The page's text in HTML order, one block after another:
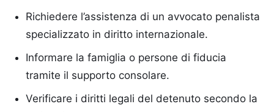
Richiedere l’assistenza di un avvocato penalista
specializzato in diritto internazionale.
Informare la famiglia o persone di fiducia
tramite il supporto consolare.
Verificare i diritti legali del detenuto secondo la